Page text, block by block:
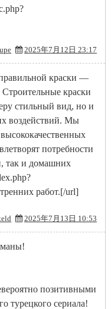
2025年7月12日 23:17
краски —
краски
стильный вид, но и
воздействий. Мы
потребности
так и домашних
работ.[/url]
2025年7月13日 10:53
позитивными
турецкого сериала!